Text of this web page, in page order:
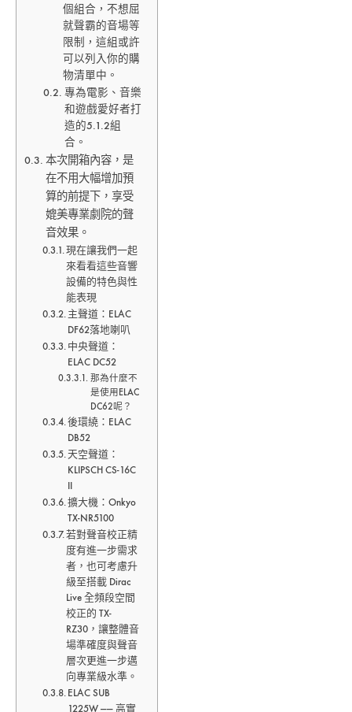
萬
內
打
造
樂、
電
都
顧
的
ELAC
真
庭
劇
院
統〉
中
個組合，不想屈
就聲霸的音場等
限制，這組或許
可以列入你的購
物清單中。
專為電影、音樂
和遊戲愛好者打
造的5.1.2組
合。
本次開箱內容，是
在不用大幅增加預
算的前提下，享受
媲美專業劇院的聲
音效果。
現在讓我們一起
來看看這些音響
設備的特色與性
能表現
主聲道：ELAC
DF62落地喇叭
中央聲道：
ELAC DC52
那為什麼不
是使用ELAC
DC62呢？
後環繞：ELAC
DB52
天空聲道：
KLIPSCH CS-16C
II
擴大機：Onkyo
TX-NR5100
若對聲音校正精
度有進一步需求
者，也可考慮升
級至搭載 Dirac
Live 全頻段空間
校正的 TX-
RZ30，讓整體音
場準確度與聲音
層次更進一步邁
向專業級水準。
ELAC SUB
1225W —— 高實